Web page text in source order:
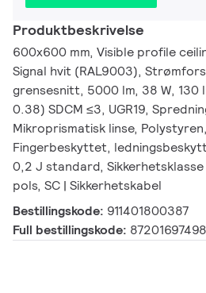
Produktbeskrivelse
600x600 mm, Visible profile
Signal hvit (RAL9003),
grensesnitt, 5000 lm, 38 W, 130
0.38) SDCM ≤3, UGR19,
Mikroprismatisk linse,
Fingerbeskyttet,
0,2 J standard,
pols, SC | Sikkerhetskabel
Bestillingskode: 911401800387
Full bestillingskode: